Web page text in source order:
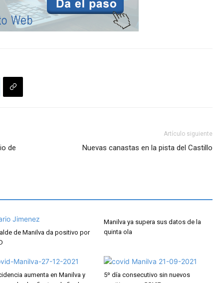
de
Artículo siguiente
Nuevas canastas en la pista del Castillo
de Manilva da positivo por
Manilva ya supera sus datos de la
quinta ola
aumenta en Manilva y
5º día consecutivo sin nuevos